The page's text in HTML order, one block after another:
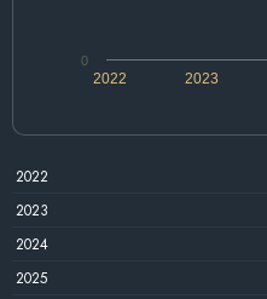
2022 2023
0
2022
2023
2024
2025